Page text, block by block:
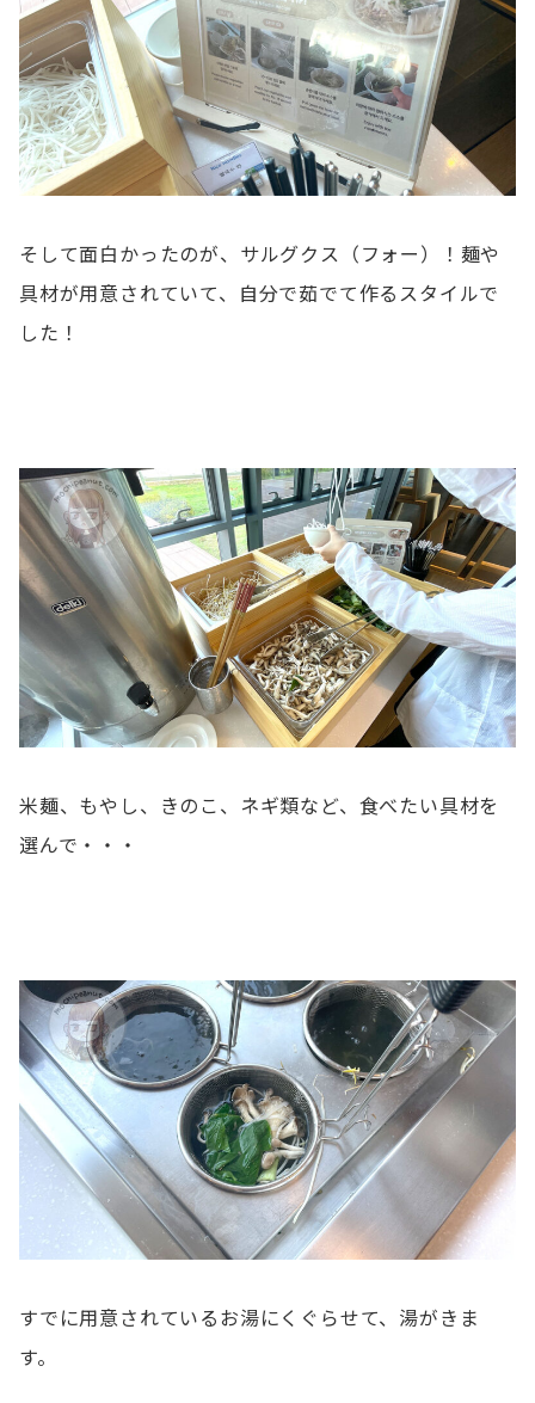
そして面白かったのが、サルグクス（フォー）！麺や
具材が用意されていて、自分で茹でて作るスタイルで
した！
米麺、もやし、きのこ、ネギ類など、食べたい具材を
選んで・・・
すでに用意されているお湯にくぐらせて、湯がきま
す。